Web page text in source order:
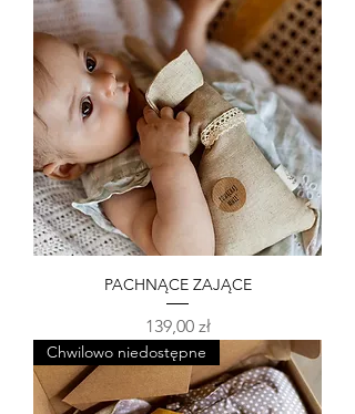
PACHNĄCE ZAJĄCE
Cena
139,00 zł
Chwilowo niedostępne